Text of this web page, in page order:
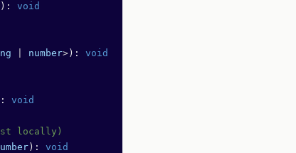
): void
number> ): void
void
locally)
): void